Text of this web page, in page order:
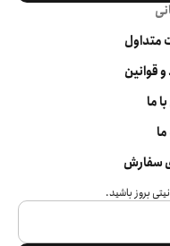
متداول
قوانین
ما
سفارش
بروز باشید.